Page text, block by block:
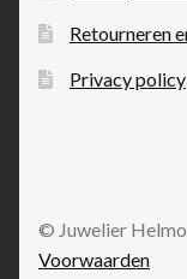
Retourneren
Privacy policy
© Juwelier
Voorwaarden